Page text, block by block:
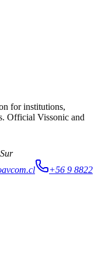
for institutions,
Official Vissonic and
+56 9 8822